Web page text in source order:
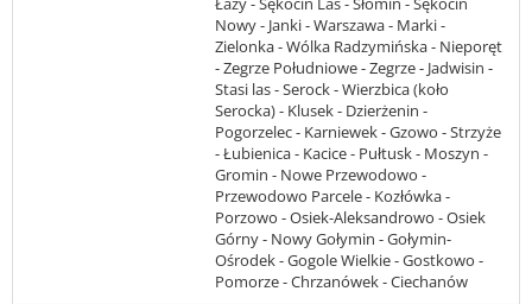
Nowy - Janki - Warszawa - Marki -
Zielonka - Wólka Radzymińska - Nieporęt
- Zegrze Południowe - Zegrze - Jadwisin -
Stasi las - Serock - Wierzbica (koło
Serocka) - Klusek - Dzierżenin -
Pogorzelec - Karniewek - Gzowo - Strzyże
- Łubienica - Kacice - Pułtusk - Moszyn -
Gromin - Nowe Przewodowo -
Przewodowo Parcele - Kozłówka -
Porzowo - Osiek-Aleksandrowo - Osiek
Górny - Nowy Gołymin - Gołymin-
Ośrodek - Gogole Wielkie - Gostkowo -
Pomorze - Chrzanówek - Ciechanów